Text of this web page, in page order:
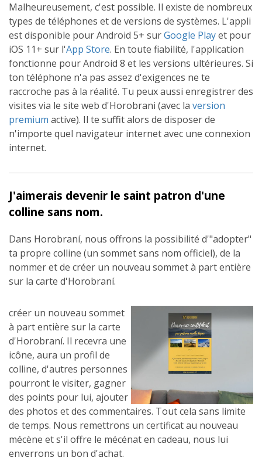
Malheureusement, c'est possible. Il existe de nombreux
types de téléphones et de versions de systèmes. L'appli
est disponible pour Android 5+ surGoogle Playet pour
iOS 11+ sur l'App Store. En toute fiabilité, l'application
fonctionne pour Android 8 et les versions ultérieures. Si
ton téléphone n'a pas assez d'exigences ne te
raccroche pas à la réalité. Tu peux aussi enregistrer des
visites via le site web d'Horobrani (avec la version
premium active). Il te suffit alors de disposer de
n'importe quel navigateur internet avec une connexion
internet.
J'aimerais devenir le saint patron d'une
colline sans nom.
Dans Horobraní, nous offrons la possibilité d'"adopter"
ta propre colline (un sommet sans nom officiel), de la
nommer et de créer un nouveau sommet à part entière
sur la carte d'Horobraní.
créer un nouveau sommet
à part entière sur la carte
d'Horobraní. Il recevra une
icône, aura un profil de
colline, d'autres personnes
pourront le visiter, gagner
des points pour lui, ajouter
des photos et des commentaires. Tout cela sans limite
de temps. Nous remettrons un certificat au nouveau
mécène et s'il offre le mécénat en cadeau, nous lui
enverrons un bon d'achat.